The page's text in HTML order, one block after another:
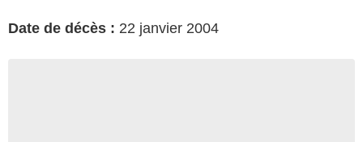
Date de décès : 22 janvier 2004